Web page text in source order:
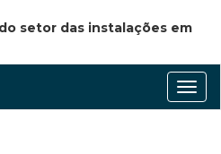
setor das instalações em